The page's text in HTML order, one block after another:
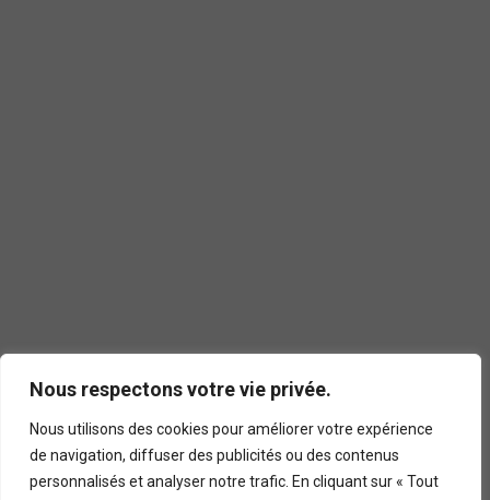
Nous respectons votre vie privée.
Nous utilisons des cookies pour améliorer votre expérience
de navigation, diffuser des publicités ou des contenus
personnalisés et analyser notre trafic. En cliquant sur « Tout